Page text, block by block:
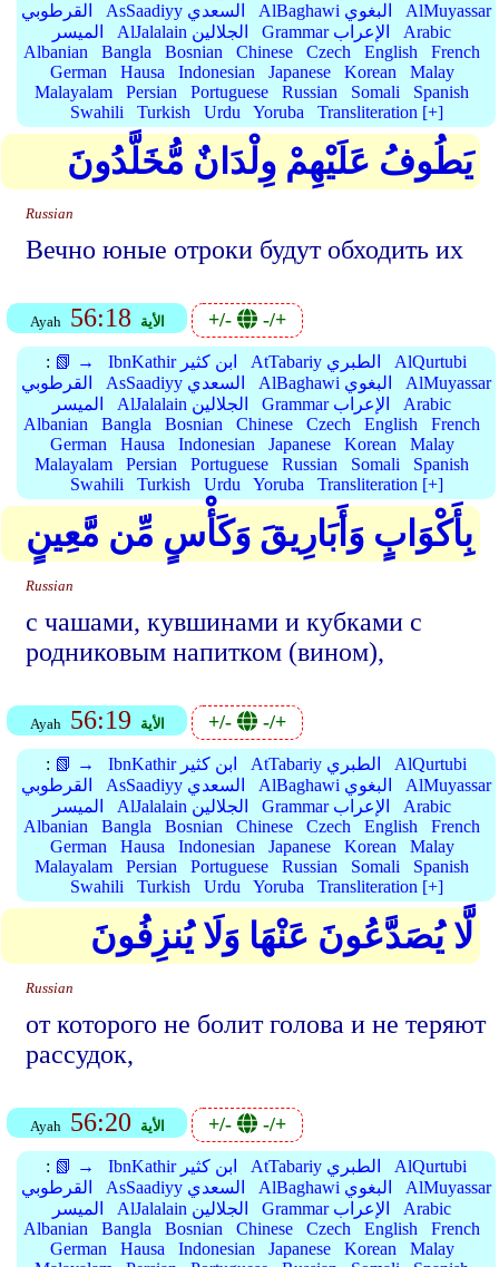
القرطوبي
AsSaadiyy السعدي AlBaghawi البغوي
AlMuyassar
الميسر
AlJalalain الجلالين Grammar الإعراب
Arabic
Albanian
Bangla Bosnian Chinese Czech English
French
German
Hausa Indonesian Japanese Korean
Malay
Malayalam
Persian Portuguese Russian Somali
Spanish
Swahili
Turkish Urdu Yoruba Transliteration [+]
يَطُوفُ عَلَيْهِمْ وِلْدَانٌ مُّخَلَّدُونَ
Russian
Вечно юные отроки будут обходить их
Ayah 56:18 الأية +/- -/+
: 📗 → IbnKathir ابن كثير AtTabariy الطبري
AlQurtubi
القرطوبي
AsSaadiyy السعدي AlBaghawi البغوي
AlMuyassar
الميسر
AlJalalain الجلالين Grammar الإعراب
Arabic
Albanian
Bangla Bosnian Chinese Czech English
French
German
Hausa Indonesian Japanese Korean
Malay
Malayalam
Persian Portuguese Russian Somali
Spanish
Swahili
Turkish Urdu Yoruba Transliteration [+]
بِأَكْوَابٍ وَأَبَارِيقَ وَكَأْسٍ مِّن مَّعِينٍ
Russian
с чашами, кувшинами и кубками с
родниковым напитком (вином),
Ayah 56:19 الأية +/- -/+
: 📗 → IbnKathir ابن كثير AtTabariy الطبري
AlQurtubi
القرطوبي
AsSaadiyy السعدي AlBaghawi البغوي
AlMuyassar
الميسر
AlJalalain الجلالين Grammar الإعراب
Arabic
Albanian
Bangla Bosnian Chinese Czech English
French
German
Hausa Indonesian Japanese Korean
Malay
Malayalam
Persian Portuguese Russian Somali
Spanish
Swahili
Turkish Urdu Yoruba Transliteration [+]
لَّا يُصَدَّعُونَ عَنْهَا وَلَا يُنزِفُونَ
Russian
от которого не болит голова и не теряют
рассудок,
Ayah 56:20 الأية +/- -/+
: 📗 → IbnKathir ابن كثير AtTabariy الطبري
AlQurtubi
القرطوبي
AsSaadiyy السعدي AlBaghawi البغوي
AlMuyassar
الميسر
AlJalalain الجلالين Grammar الإعراب
Arabic
Albanian
Bangla Bosnian Chinese Czech English
French
German
Hausa Indonesian Japanese Korean
Malay